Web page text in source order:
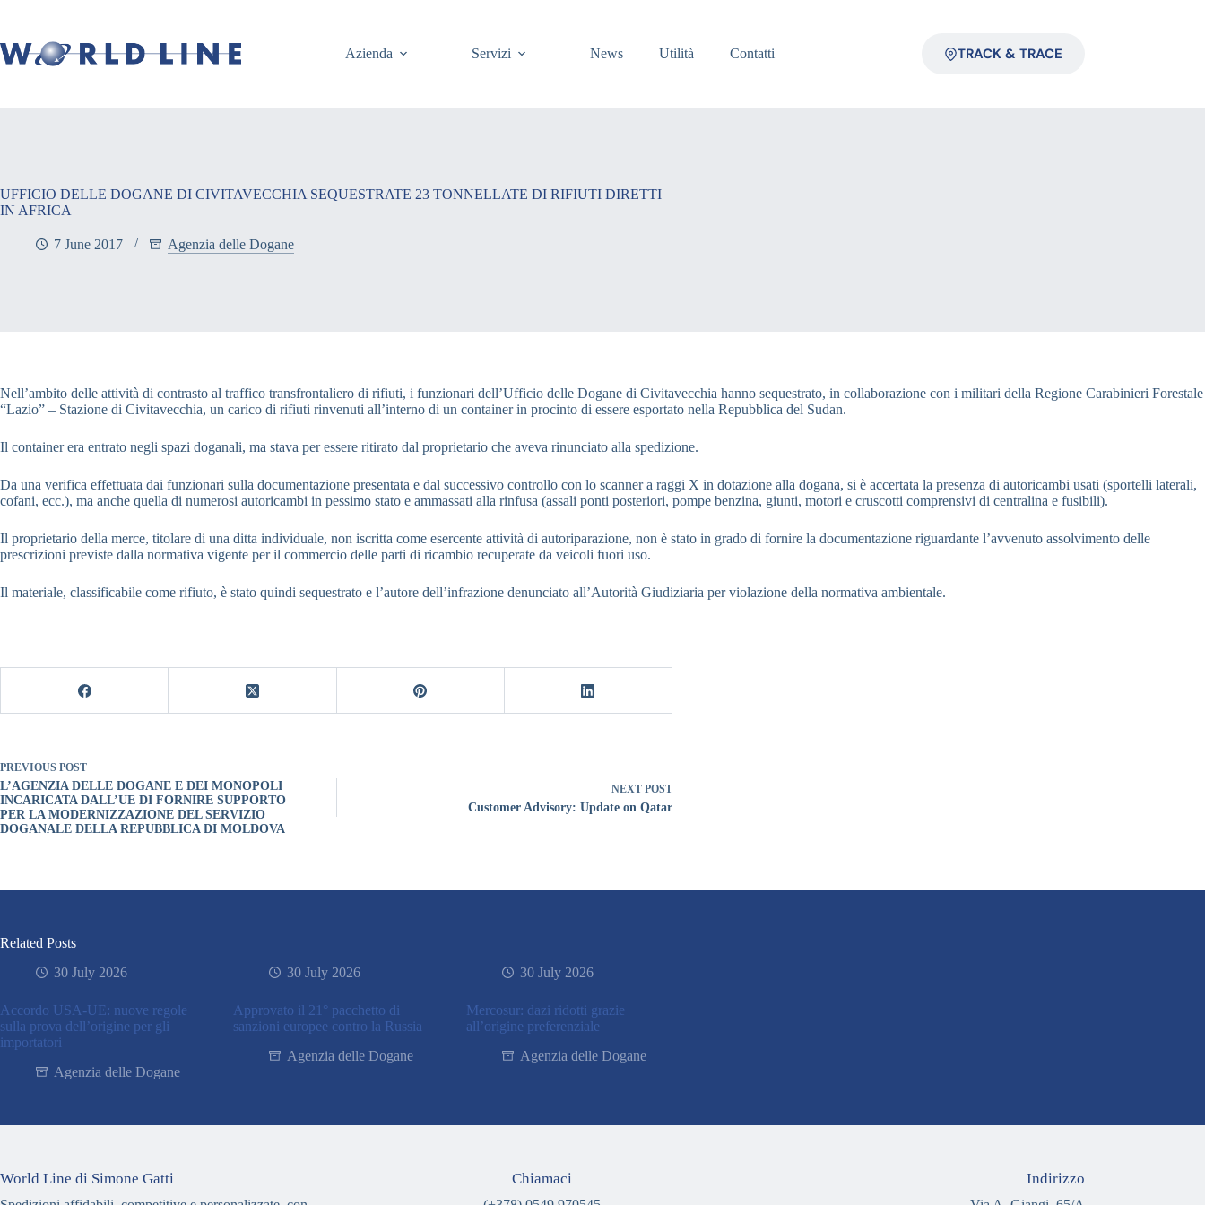
Azienda Servizi News Utilità Contatti TRACK & TRACE
UFFICIO DELLE DOGANE DI CIVITAVECCHIA SEQUESTRATE 23 TONNELLATE DI RIFIUTI DIRETTI
IN AFRICA
7 June 2017 Agenzia delle Dogane
Nell’ambito delle attività di contrasto al traffico transfrontaliero di rifiuti, i funzionari dell’Ufficio delle Dogane di Civitavecchia hanno sequestrato, in collaborazione con i militari della Regione Carabinieri Forestale
“Lazio” – Stazione di Civitavecchia, un carico di rifiuti rinvenuti all’interno di un container in procinto di essere esportato nella Repubblica del Sudan.
Il container era entrato negli spazi doganali, ma stava per essere ritirato dal proprietario che aveva rinunciato alla spedizione.
Da una verifica effettuata dai funzionari sulla documentazione presentata e dal successivo controllo con lo scanner a raggi X in dotazione alla dogana, si è accertata la presenza di autoricambi usati (sportelli laterali,
cofani, ecc.), ma anche quella di numerosi autoricambi in pessimo stato e ammassati alla rinfusa (assali ponti posteriori, pompe benzina, giunti, motori e cruscotti comprensivi di centralina e fusibili).
Il proprietario della merce, titolare di una ditta individuale, non iscritta come esercente attività di autoriparazione, non è stato in grado di fornire la documentazione riguardante l’avvenuto assolvimento delle
prescrizioni previste dalla normativa vigente per il commercio delle parti di ricambio recuperate da veicoli fuori uso.
Il materiale, classificabile come rifiuto, è stato quindi sequestrato e l’autore dell’infrazione denunciato all’Autorità Giudiziaria per violazione della normativa ambientale.
PREVIOUS POST
L’AGENZIA DELLE DOGANE E DEI MONOPOLI
INCARICATA DALL’UE DI FORNIRE SUPPORTO
PER LA MODERNIZZAZIONE DEL SERVIZIO
DOGANALE DELLA REPUBBLICA DI MOLDOVA
NEXT POST
Customer Advisory: Update on Qatar
Related Posts
30 July 2026
Accordo USA-UE: nuove regole
sulla prova dell’origine per gli
importatori
Agenzia delle Dogane
30 July 2026
Approvato il 21° pacchetto di
sanzioni europee contro la Russia
Agenzia delle Dogane
30 July 2026
Mercosur: dazi ridotti grazie
all’origine preferenziale
Agenzia delle Dogane
World Line di Simone Gatti Chiamaci Indirizzo